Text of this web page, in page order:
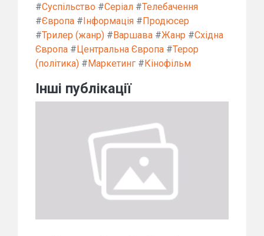
#Суспільство #Серіал #Телебачення
#Європа #Інформація #Продюсер
#Трилер (жанр) #Варшава #Жанр #Східна
Європа #Центральна Європа #Терор
(політика) #Маркетинг #Кінофільм
Інші публікації